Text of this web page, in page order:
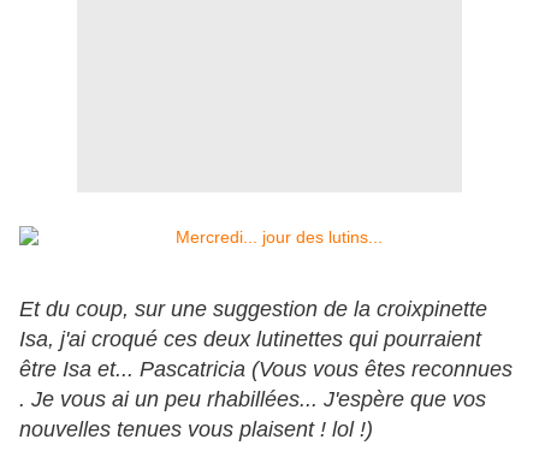
Et du coup, sur une suggestion de la croixpinette
Isa, j'ai croqué ces deux lutinettes qui pourraient
être Isa et... Pascatricia (Vous vous êtes reconnues
. Je vous ai un peu rhabillées... J'espère que vos
nouvelles tenues vous plaisent ! lol !)